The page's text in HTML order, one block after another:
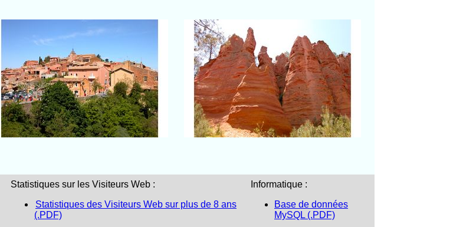
Roussillon
Face au village (en direction du
sentier des Ocres)
Roussillon
Sur le sentier des Ocres
Statistiques sur les Visiteurs Web :
Statistiques des Visiteurs Web sur plus de 8 ans
(.PDF)
Informatique :
Base de données
MySQL (.PDF)